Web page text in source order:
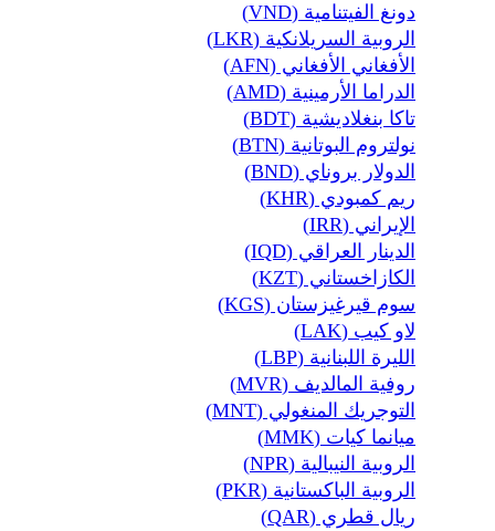
دونغ الفيتنامية (VND)
الروبية السريلانكية (LKR)
الأفغاني الأفغاني (AFN)
الدراما الأرمينية (AMD)
تاكا بنغلاديشية (BDT)
نولتروم البوتانية (BTN)
الدولار بروناي (BND)
ريم كمبودي (KHR)
الإيراني (IRR)
الدينار العراقي (IQD)
الكازاخستاني (KZT)
سوم قيرغيزستان (KGS)
لاو كيب (LAK)
الليرة اللبنانية (LBP)
روفية المالديف (MVR)
التوجريك المنغولي (MNT)
ميانما كيات (MMK)
الروبية النيبالية (NPR)
الروبية الباكستانية (PKR)
ريال قطري (QAR)